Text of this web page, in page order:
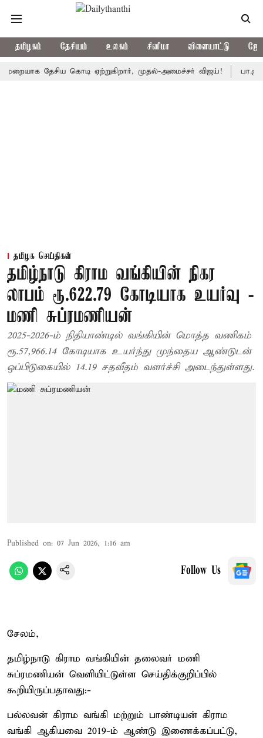
தமிழகம் தேசியம் உலகம் சினிமா விளையாட்டு
தேசிய கொடி ஏற்றுகிறார், முதல்-அமைச்சர் விஜய்! பா.ஜ.க.வை
தமிழக செய்திகள்
தமிழ்நாடு கிராம வங்கியின் நிகர
லாபம் ரூ.622.79 கோடியாக உயர்வு -
மணி சுப்ரமணியன்
2025-2026-ம் நிதியாண்டில் வங்கியின் மொத்த வணிகம்
ரூ.57,966.14 கோடியாக உயர்ந்து முந்தைய ஆண்டுடன்
ஒப்பிடுகையில் 14.19 சதவீதம் வளர்ச்சி அடைந்துள்ளது.
Published on: 07 Jun 2026, 1:16 am
Follow Us
சேலம்,
தமிழ்நாடு கிராம வங்கியின் தலைவர் மணி
சுப்ரமணியன் வெளியிட்டுள்ள செய்திக்குறிப்பில்
கூறியிருப்பதாவது:-
பல்லவன் கிராம வங்கி மற்றும் பாண்டியன் கிராம
வங்கி ஆகியவை 2019-ம் ஆண்டு இணைக்கப்பட்டு,